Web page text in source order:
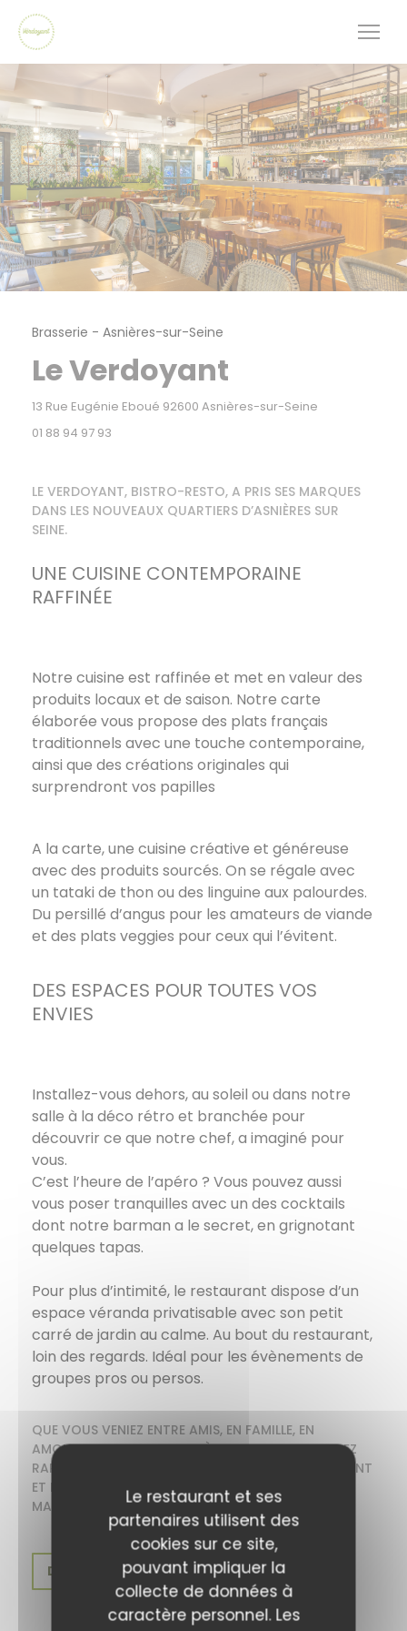
Personnalisation de vos choix en matière de cookies
Le restaurant et ses
partenaires utilisent des
cookies sur ce site,
pouvant impliquer la
collecte de données à
caractère personnel. Les
Brasserie - Asnières-sur-Seine
Le Verdoyant
13 Rue Eugénie Eboué 92600 Asnières-sur-Seine
01 88 94 97 93
LE VERDOYANT, BISTRO-RESTO, A PRIS SES MARQUES
DANS LES NOUVEAUX QUARTIERS D’ASNIÈRES SUR
SEINE.
UNE CUISINE CONTEMPORAINE
RAFFINÉE
Notre cuisine est raffinée et met en valeur des
produits locaux et de saison. Notre carte
élaborée vous propose des plats français
traditionnels avec une touche contemporaine,
ainsi que des créations originales qui
surprendront vos papilles
A la carte, une cuisine créative et généreuse
avec des produits sourcés. On se régale avec
un tataki de thon ou des linguine aux palourdes.
Du persillé d’angus pour les amateurs de viande
et des plats veggies pour ceux qui l’évitent.
DES ESPACES POUR TOUTES VOS
ENVIES
Installez-vous dehors, au soleil ou dans notre
salle à la déco rétro et branchée pour
découvrir ce que notre chef, a imaginé pour
vous.
C’est l’heure de l’apéro ? Vous pouvez aussi
vous poser tranquilles avec un des cocktails
dont notre barman a le secret, en grignotant
quelques tapas.
Pour plus d’intimité, le restaurant dispose d’un
espace véranda privatisable avec son petit
carré de jardin au calme. Au bout du restaurant,
loin des regards. Idéal pour les évènements de
groupes pros ou persos.
QUE VOUS VENIEZ ENTRE AMIS, EN FAMILLE, EN
AMOUREUX OU ENTRE COLLÈGUES, VOUS TOMBEREZ
RAPIDEMENT SOUS LE CHARME DE NOTRE RESTAURANT
ET DE SON AMBIANCE CHALEUREUSE COMME À LA
MAISON.
DÉCOUVRIR NOTRE CARTE